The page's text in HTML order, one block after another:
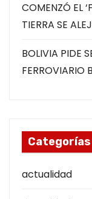
COMENZÓ EL
TIERRA SE
BOLIVIA PIDE
FERROVIARIO
Categorías
actualidad